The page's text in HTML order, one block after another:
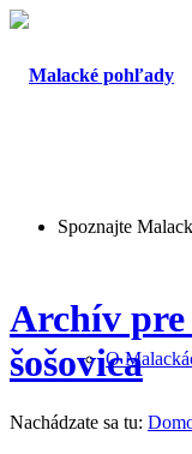
Spoznajte
O
Archív
šošovica
Nachádzate sa tu: